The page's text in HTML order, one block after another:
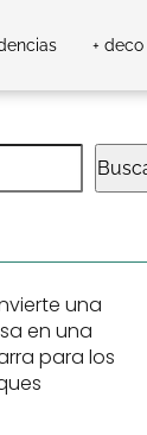
+ deco
una
en una
para los